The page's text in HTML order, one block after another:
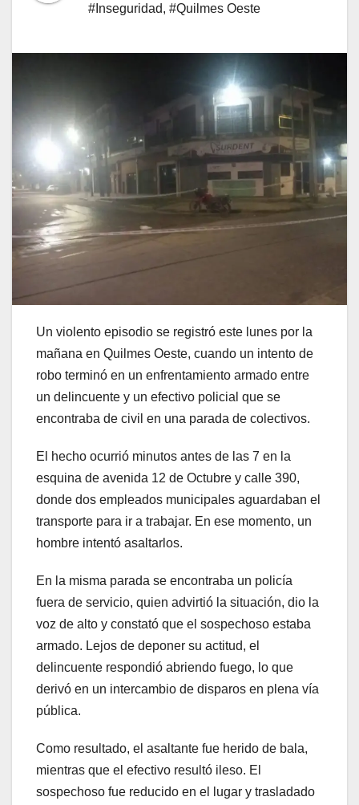
#Inseguridad, #Quilmes Oeste
Un violento episodio se registró este lunes por la
mañana en Quilmes Oeste, cuando un intento de
robo terminó en un enfrentamiento armado entre
un delincuente y un efectivo policial que se
encontraba de civil en una parada de colectivos.
El hecho ocurrió minutos antes de las 7 en la
esquina de avenida 12 de Octubre y calle 390,
donde dos empleados municipales aguardaban el
transporte para ir a trabajar. En ese momento, un
hombre intentó asaltarlos.
En la misma parada se encontraba un policía
fuera de servicio, quien advirtió la situación, dio la
voz de alto y constató que el sospechoso estaba
armado. Lejos de deponer su actitud, el
delincuente respondió abriendo fuego, lo que
derivó en un intercambio de disparos en plena vía
pública.
Como resultado, el asaltante fue herido de bala,
mientras que el efectivo resultó ileso. El
sospechoso fue reducido en el lugar y trasladado